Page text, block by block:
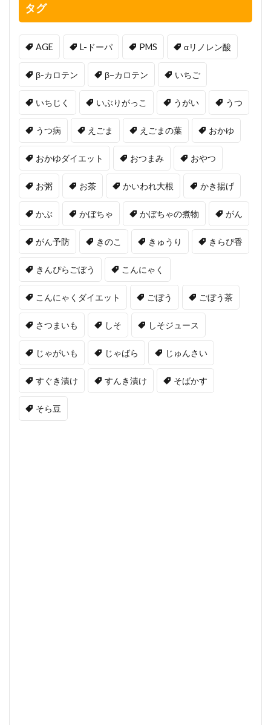
タグ
AGE L-ドーパ PMS αリノレン酸
β-カロテン β−カロテン いちご
いちじく いぶりがっこ うがい うつ
うつ病 えごま えごまの葉 おかゆ
おかゆダイエット おつまみ おやつ
お粥 お茶 かいわれ大根 かき揚げ
かぶ かぼちゃ かぼちゃの煮物 がん
がん予防 きのこ きゅうり きらぴ香
きんぴらごぼう こんにゃく
こんにゃくダイエット ごぼう ごぼう茶
さつまいも しそ しそジュース
じゃがいも じゃばら じゅんさい
すぐき漬け すんき漬け そばかす
そら豆